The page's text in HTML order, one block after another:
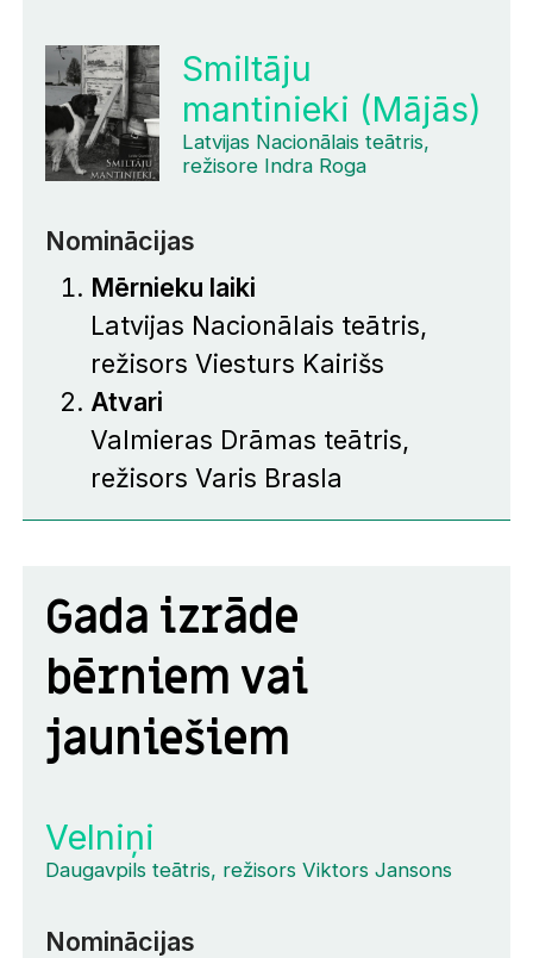
Smiltāju
mantinieki (Mājās)
Latvijas Nacionālais teātris,
režisore Indra Roga
Nominācijas
Mērnieku laiki
Latvijas Nacionālais teātris,
režisors Viesturs Kairišs
Atvari
Valmieras Drāmas teātris,
režisors Varis Brasla
Gada izrāde
bērniem vai
jauniešiem
Velniņi
Daugavpils teātris, režisors Viktors Jansons
Nominācijas